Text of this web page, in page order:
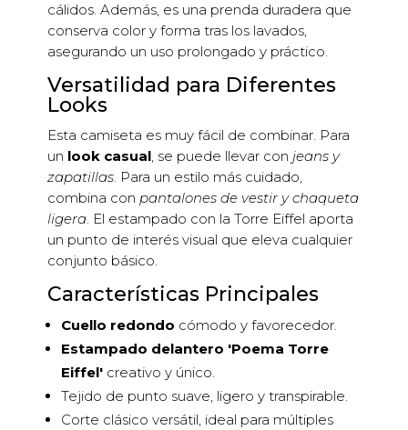
cálidos. Además, es una prenda duradera que
conserva color y forma tras los lavados,
asegurando un uso prolongado y práctico.
Versatilidad para Diferentes
Looks
Esta camiseta es muy fácil de combinar. Para
un look casual, se puede llevar con jeans y
zapatillas. Para un estilo más cuidado,
combina conpantalones de vestir y chaqueta
ligera. El estampado con la Torre Eiffel aporta
un punto de interés visual que eleva cualquier
conjunto básico.
Características Principales
Cuello redondo cómodo y favorecedor.
Estampado delantero 'Poema Torre
Eiffel' creativo y único.
Tejido de punto suave, ligero y transpirable.
Corte clásico versátil, ideal para múltiples